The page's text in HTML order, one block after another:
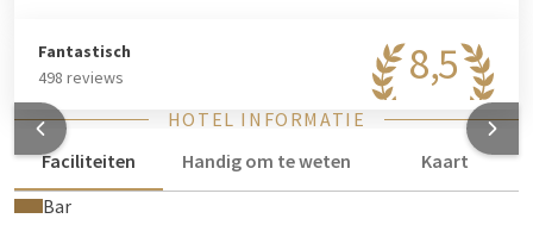
8,5
Fantastisch
498 reviews
HOTEL INFORMATIE
Faciliteiten
Handig om te weten
Kaart
Bar